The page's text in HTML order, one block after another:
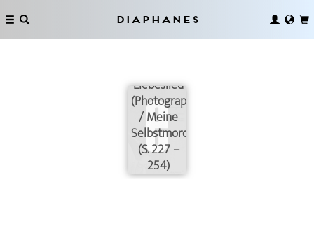
Diaphanes
Liebeslied
(Photographien)
/ Meine
Selbstmorde
(S. 227 –
254)